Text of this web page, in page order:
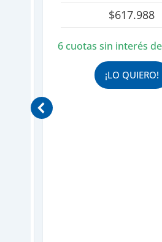
$617.988
6 cuotas sin interés de
¡LO QUIERO!